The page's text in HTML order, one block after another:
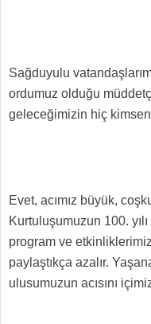
Sağduyulu
ordumuz olduğu
geleceğimizin hiç
Evet, acımız büyük,
Kurtuluşumuzun 100.
program ve
paylaştıkça azalır.
ulusumuzun acısını